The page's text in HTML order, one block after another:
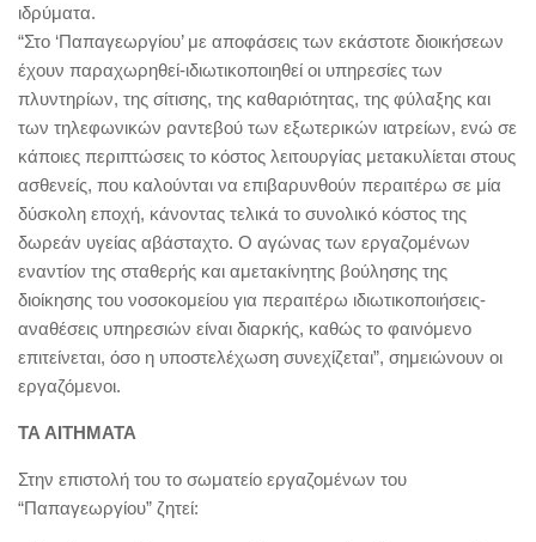
ιδρύματα.
“Στο ‘Παπαγεωργίου’ με αποφάσεις των εκάστοτε διοικήσεων
έχουν παραχωρηθεί-ιδιωτικοποιηθεί οι υπηρεσίες των
πλυντηρίων, της σίτισης, της καθαριότητας, της φύλαξης και
των τηλεφωνικών ραντεβού των εξωτερικών ιατρείων, ενώ σε
κάποιες περιπτώσεις το κόστος λειτουργίας μετακυλίεται στους
ασθενείς, που καλούνται να επιβαρυνθούν περαιτέρω σε μία
δύσκολη εποχή, κάνοντας τελικά το συνολικό κόστος της
δωρεάν υγείας αβάσταχτο. Ο αγώνας των εργαζομένων
εναντίον της σταθερής και αμετακίνητης βούλησης της
διοίκησης του νοσοκομείου για περαιτέρω ιδιωτικοποιήσεις-
αναθέσεις υπηρεσιών είναι διαρκής, καθώς το φαινόμενο
επιτείνεται, όσο η υποστελέχωση συνεχίζεται”, σημειώνουν οι
εργαζόμενοι.
ΤΑ ΑΙΤΗΜΑΤΑ
Στην επιστολή του το σωματείο εργαζομένων του
“Παπαγεωργίου” ζητεί: